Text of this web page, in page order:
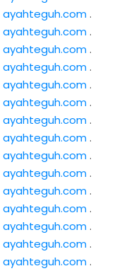
ayahteguh.com.
ayahteguh.com.
ayahteguh.com.
ayahteguh.com.
ayahteguh.com.
ayahteguh.com.
ayahteguh.com.
ayahteguh.com.
ayahteguh.com.
ayahteguh.com.
ayahteguh.com.
ayahteguh.com.
ayahteguh.com.
ayahteguh.com.
ayahteguh.com.